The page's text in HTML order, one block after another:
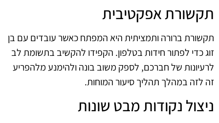
תקשורת אפקטיבית
תקשורת ברורה ותמציתית היא המפתח כאשר עובדים עם בן
זוג כדי לפתור חידות בטלפון. הקפידו להקשיב בתשומת לב
לרעיונות של חברכם, לספק משוב בונה ולהימנע מלהפריע
זה לזה במהלך תהליך סיעור המוחות.
ניצול נקודות מבט שונות